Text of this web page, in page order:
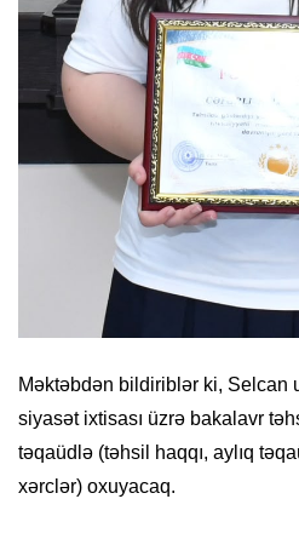
Məktəbdən bildiriblər ki, Selcan
siyasət ixtisası üzrə bakalavr
təqaüdlə (təhsil haqqı, aylıq
xərclər) oxuyacaq.